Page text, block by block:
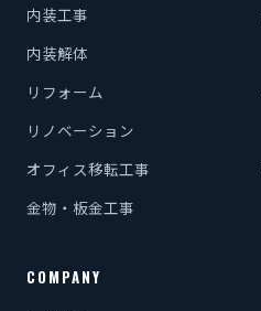
内装工事
内装解体
リフォーム
リノベーション
オフィス移転工事
金物・板金工事
COMPANY